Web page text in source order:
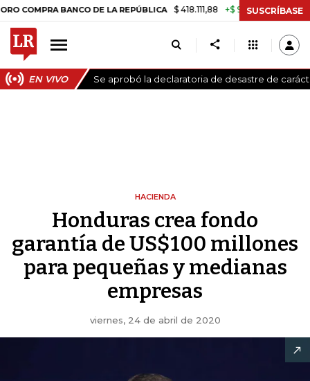
BANCO DE LA REPÚBLICA $ 418.111,88 +$ 9.612,91 +2,35%
SUSCRÍBASE
EN VIVO Se aprobó la declaratoria de desastre de
HACIENDA
Honduras crea fondo
garantía de US$100 millones
para pequeñas y medianas
empresas
viernes, 24 de abril de 2020